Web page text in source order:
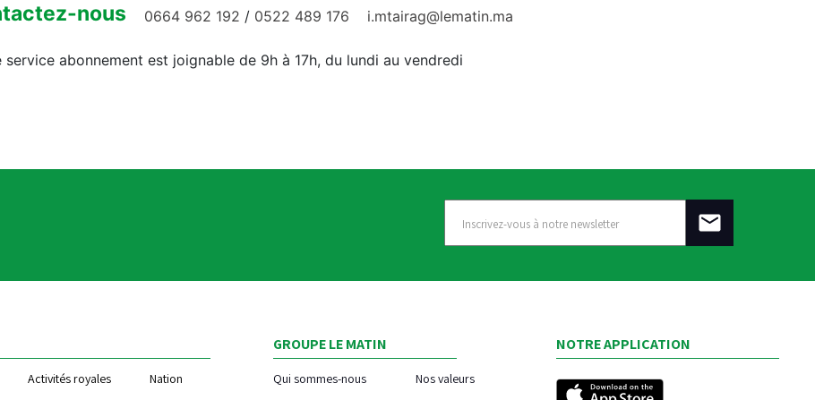
nous 0664 962 192 / 0522 489 176 i.mtairag@lematin.ma
service abonnement est joignable de 9h à 17h, du lundi au vendredi
Activités royales
Nation
GROUPE LE MATIN
Qui sommes-nous Nos valeurs
NOTRE APPLICATION